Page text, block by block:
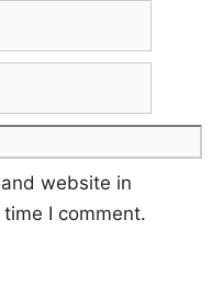
website in
I comment.